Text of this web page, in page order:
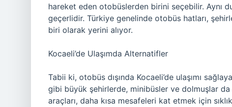
hareket eden otobüslerden birini seçebilir. Aynı
geçerlidir. Türkiye genelinde otobüs hatları,
biri olarak yerini alıyor.
Kocaeli’de Ulaşımda Alternatifler
Tabii ki, otobüs dışında Kocaeli’de ulaşımı
gibi büyük şehirlerde, minibüsler ve dolmuşlar da
araçları, daha kısa mesafeleri kat etmek için